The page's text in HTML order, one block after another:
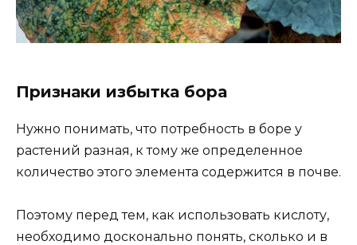
Признаки избытка бора
Нужно понимать, что потребность в боре у
растений разная, к тому же определенное
количество этого элемента содержится в почве.
Поэтому перед тем, как использовать кислоту,
необходимо досконально понять, сколько и в